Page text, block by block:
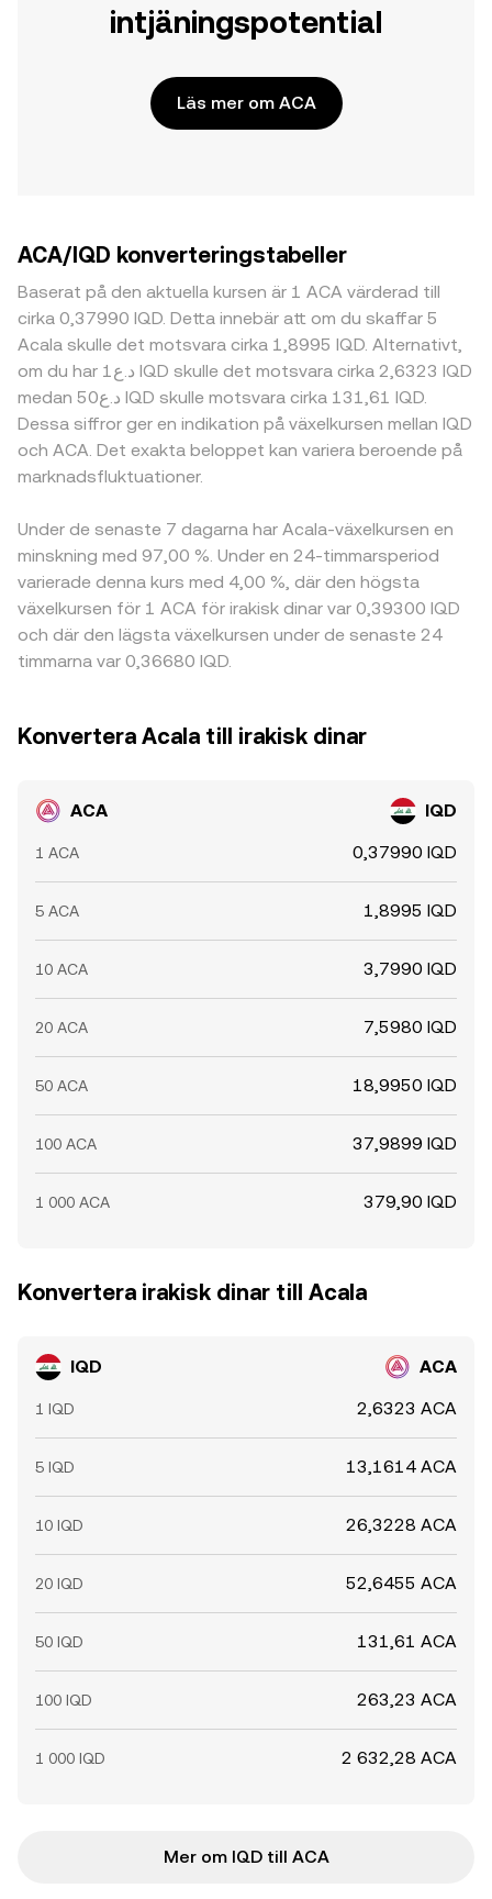
intjäningspotential
Läs mer om ACA
ACA/IQD konverteringstabeller
Baserat på den aktuella kursen är 1 ACA värderad till
cirka 0,37990 IQD. Detta innebär att om du skaffar 5
Acala skulle det motsvara cirka 1,8995 IQD. Alternativt,
om du har د.ع1 IQD skulle det motsvara cirka 2,6323 IQD
medan د.ع50 IQD skulle motsvara cirka 131,61 IQD.
Dessa siffror ger en indikation på växelkursen mellan IQD
och ACA. Det exakta beloppet kan variera beroende på
marknadsfluktuationer.
Under de senaste 7 dagarna har Acala-växelkursen en
minskning med 97,00 %. Under en 24-timmarsperiod
varierade denna kurs med 4,00 %, där den högsta
växelkursen för 1 ACA för irakisk dinar var 0,39300 IQD
och där den lägsta växelkursen under de senaste 24
timmarna var 0,36680 IQD.
Konvertera Acala till irakisk dinar
ACA IQD
1 ACA 0,37990 IQD
5 ACA 1,8995 IQD
10 ACA 3,7990 IQD
20 ACA 7,5980 IQD
50 ACA 18,9950 IQD
100 ACA 37,9899 IQD
1 000 ACA 379,90 IQD
Konvertera irakisk dinar till Acala
IQD ACA
1 IQD 2,6323 ACA
5 IQD 13,1614 ACA
10 IQD 26,3228 ACA
20 IQD 52,6455 ACA
50 IQD 131,61 ACA
100 IQD 263,23 ACA
1 000 IQD 2 632,28 ACA
Mer om IQD till ACA